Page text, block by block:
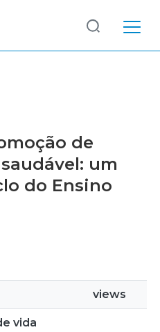
de
um
do Ensino
views
vida